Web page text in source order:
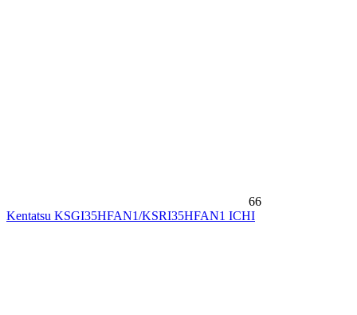
66
Kentatsu KSGI35HFAN1/KSRI35HFAN1 ICHI